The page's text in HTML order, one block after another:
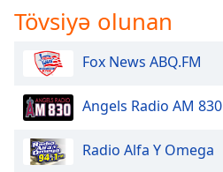
Tövsiyə olunan
Fox News ABQ.FM
Angels Radio AM 830
Radio Alfa Y Omega